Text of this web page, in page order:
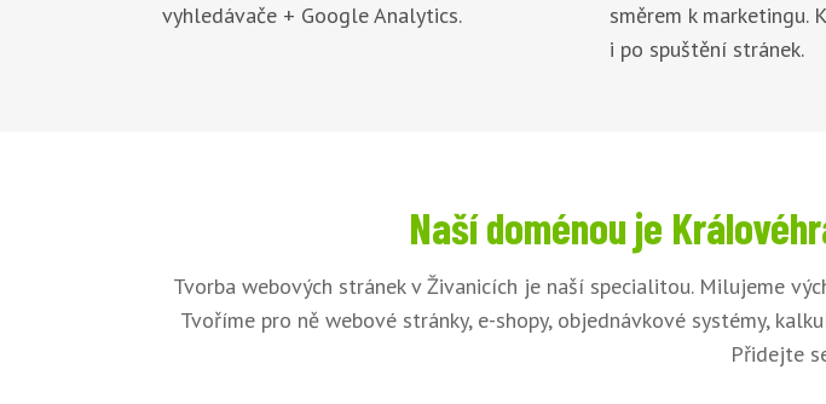
vyhledávače + Google Analytics.
směrem k marketingu.
i po spuštění stránek.
Naší doménou je
Tvorba webových stránek v Živanicích je naší specialitou. Milujeme
Tvoříme pro ně webové stránky, e-shopy, objednávkové systémy,
Přidejte